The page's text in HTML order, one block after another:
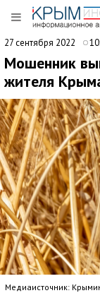
27 сентября 2022
Мошенник
жителя
Медиаисточник: